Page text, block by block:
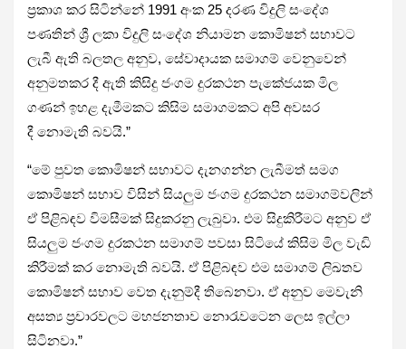
ප්‍රකාශ කර සිටින්නේ 1991 අංක 25 දරණ විදුලි සංදේශ
පණතින් ශ්‍රී ලකා විදුලි සංදේශ නියාමන කොමිෂන් සභාවට
ලැබී ඇති බලතල අනුව, සේවාදායක සමාගම් වෙනුවෙන්
අනුමතකර දී ඇති කිසිදු ජංගම දුරකථන පැකේජයක මිල
ගණන් ඉහළ දැමීමකට කිසිම සමාගමකට අපි අවසර
දී නොමැති බවයි.”
“මේ පුවත කොමිෂන් සභාවට දැනගන්න ලැබීමත් සමග
කොමිෂන් සභාව විසින් සියලුම ජංගම දුරකථන සමාගම්වලින්
ඒ පිළිබඳව විමසීමක් සිදුකරනු ලැබුවා. එම සිදුකිරීමට අනුව ඒ
සියලුම ජංගම දුරකථන සමාගම් පවසා සිටියේ කිසිම මිල වැඩි
කිරීමක් කර නොමැති බවයි. ඒ පිළිබඳව එම සමාගම් ලිඛතව
කොමිෂන් සභාව වෙත දැනුම්දී තිබෙනවා. ඒ අනුව මෙවැනි
අසත්‍ය ප්‍රචාරවලට මහජනතාව නොරැවටෙන ලෙස ඉල්ලා
සිටිනවා.”